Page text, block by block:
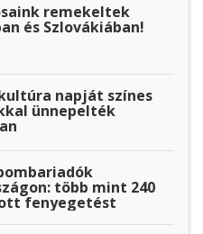
remekeltek
és Szlovákiában!
napját színes
ünnepelték
több mint 240
fenyegetést